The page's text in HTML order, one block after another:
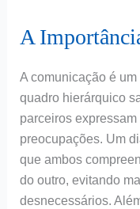
A
A comunicação é
quadro hierárquico
parceiros
preocupações. Um
que ambos
do outro, evitando
desnecessários.